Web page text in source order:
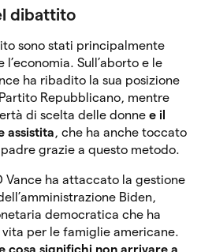
dibattito
sono stati principalmente
Sull’aborto e le
ha ribadito la sua posizione
Repubblicano, mentre
di scelta delle donne e il
assistita, che ha anche toccato
grazie a questo metodo.
Vance ha attaccato la gestione
Biden,
democratica che ha
per le famiglie americane.
cosa significhi non arrivare a